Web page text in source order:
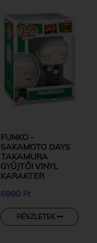
FUNKO -
SAKAMOTO DAYS
TAKAMURA
GYŰJTŐI VINYL
KARAKTER
6890 Ft
RÉSZLETEK